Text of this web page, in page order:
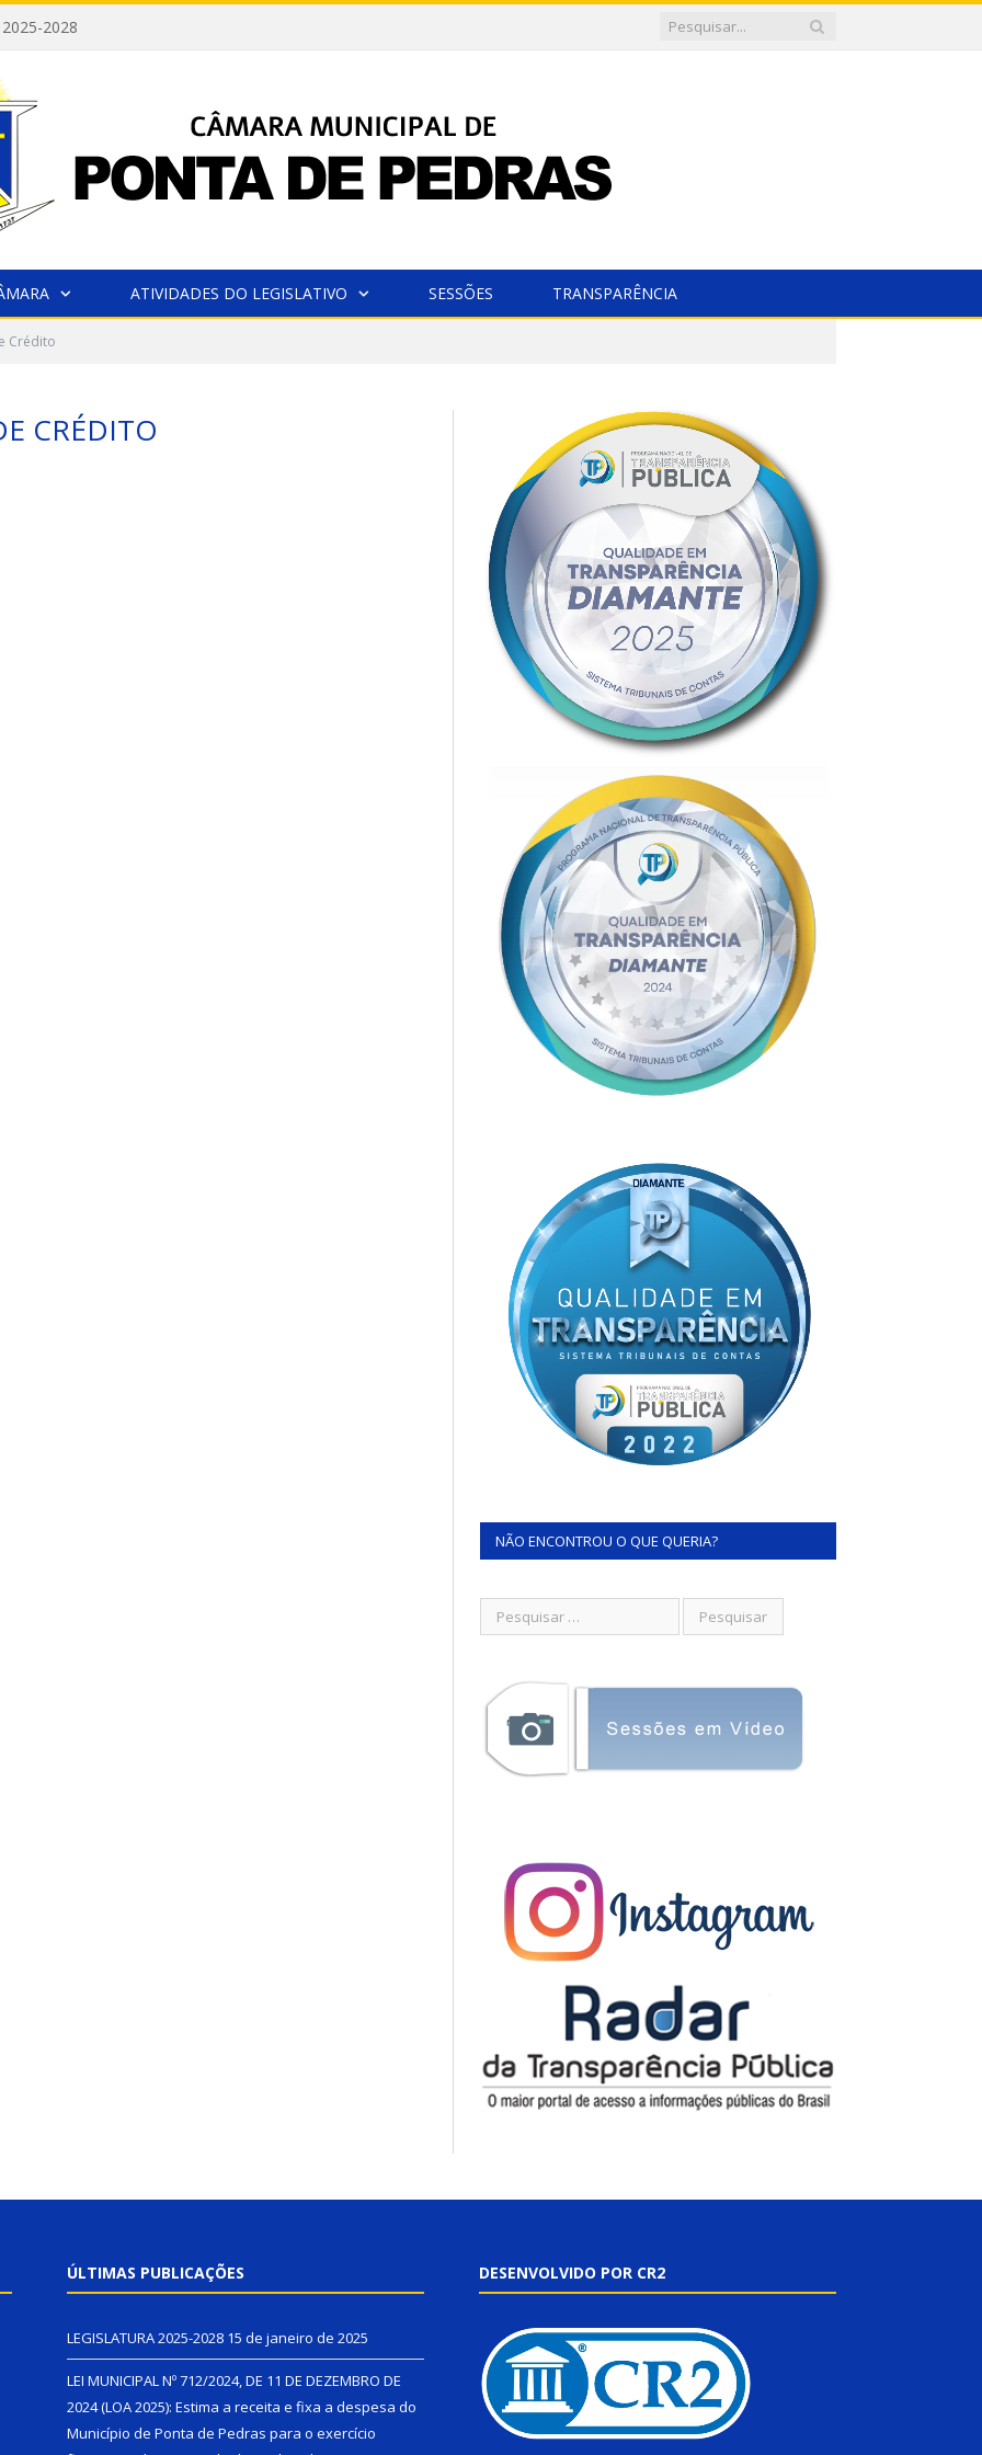
2025-2028
ATIVIDADES DO LEGISLATIVO SESSÕES TRANSPARÊNCIA
Crédito
CRÉDITO
NÃO ENCONTROU O QUE QUERIA?
ÚLTIMAS PUBLICAÇÕES
LEGISLATURA 2025-2028 15 de janeiro de 2025
LEI MUNICIPAL Nº 712/2024, DE 11 DE DEZEMBRO DE
2024 (LOA 2025): Estima a receita e fixa a despesa do
Município de Ponta de Pedras para o exercício
DESENVOLVIDO POR CR2